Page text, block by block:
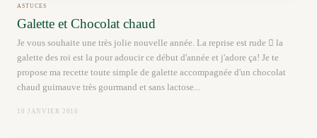
ASTUCES
Galette et Chocolat chaud
Je vous souhaite une très jolie nouvelle année. La reprise est rude  la
galette des roi est la pour adoucir ce début d'année et j'adore ça! Je te
propose ma recette toute simple de galette accompagnée d'un chocolat
chaud guimauve très gourmand et sans lactose...
10 JANVIER 2016